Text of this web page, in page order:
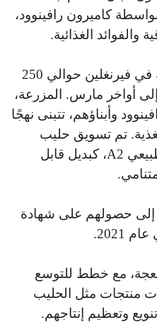
كاميرون رافينوود،
والفوائد الغذائية.
من المتوقع أن تنتج كل نعجة في فيرنغلين حوالي 250
أواخر مارس. المزرعة،
وأبناؤهم، تتبنى نهجًا
تم تسويق حليب
الأغنام، الغني بالبروتين والطبيعي A2، كبديل قابل
إلى حصولهم على شهادة
يتم حلب حوالي 350 نعجة، مع خطط للتوسع
منتجات مثل الحليب
وتعظيم إنتاجهم.